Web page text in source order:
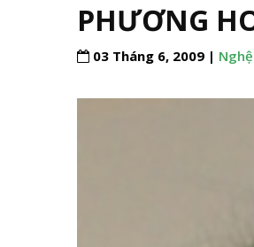
PHƯƠNG
03 Tháng 6, 2009 |